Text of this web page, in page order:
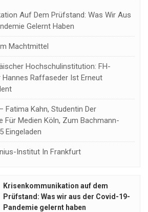
Auf Dem Prüfstand: Was Wir Aus
Gelernt Haben
Machtmittel
Hochschulinstitution: FH-
Raffaseder Ist Erneut
Fatima Kahn, Studentin Der
Für Medien Köln, Zum Bachmann-
Eingeladen
Institut In Frankfurt
Krisenkommunikation auf dem
Prüfstand: Was wir aus der Covid-19-
Pandemie gelernt haben